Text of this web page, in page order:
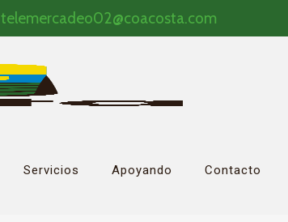
telemercadeo02@coacosta.com
Servicios Apoyando Contacto